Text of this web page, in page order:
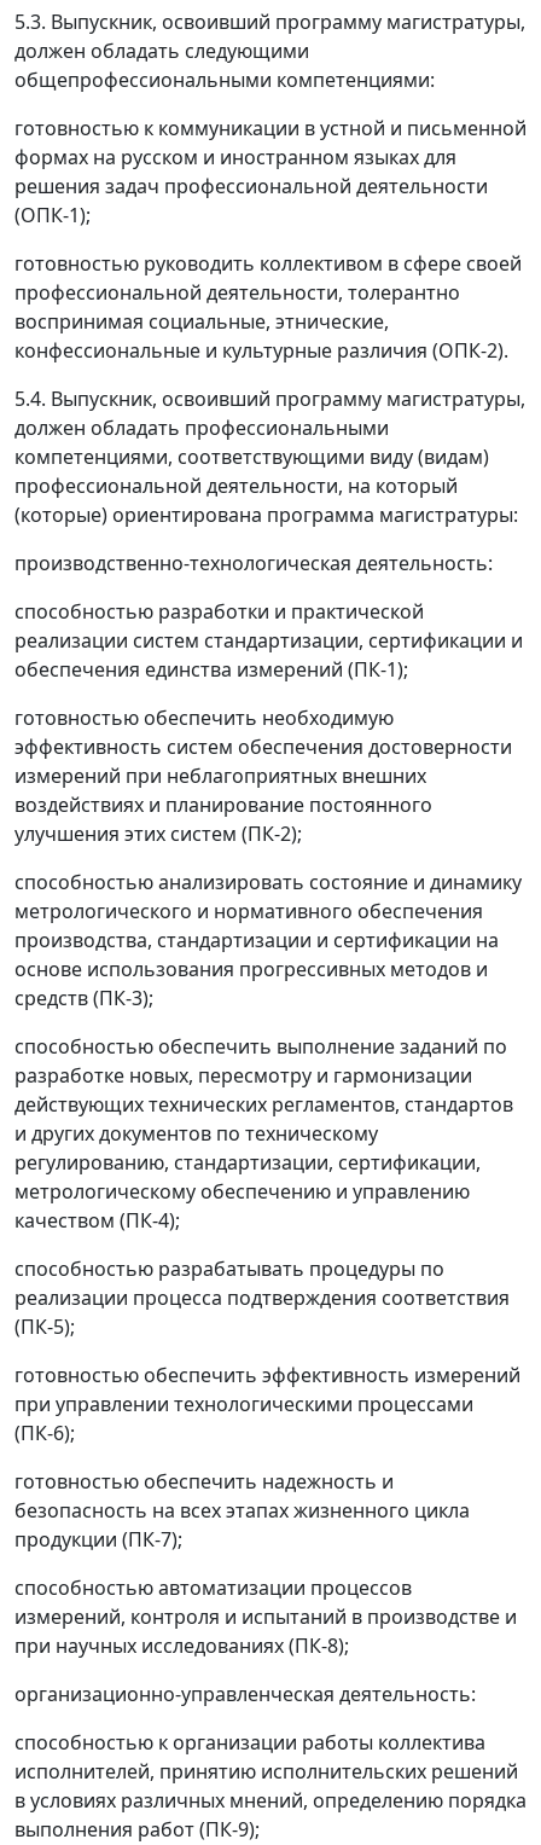
5.3. Выпускник, освоивший программу магистратуры,
должен обладать следующими
общепрофессиональными компетенциями:
готовностью к коммуникации в устной и письменной
формах на русском и иностранном языках для
решения задач профессиональной деятельности
(ОПК-1);
готовностью руководить коллективом в сфере своей
профессиональной деятельности, толерантно
воспринимая социальные, этнические,
конфессиональные и культурные различия (ОПК-2).
5.4. Выпускник, освоивший программу магистратуры,
должен обладать профессиональными
компетенциями, соответствующими виду (видам)
профессиональной деятельности, на который
(которые) ориентирована программа магистратуры:
производственно-технологическая деятельность:
способностью разработки и практической
реализации систем стандартизации, сертификации и
обеспечения единства измерений (ПК-1);
готовностью обеспечить необходимую
эффективность систем обеспечения достоверности
измерений при неблагоприятных внешних
воздействиях и планирование постоянного
улучшения этих систем (ПК-2);
способностью анализировать состояние и динамику
метрологического и нормативного обеспечения
производства, стандартизации и сертификации на
основе использования прогрессивных методов и
средств (ПК-3);
способностью обеспечить выполнение заданий по
разработке новых, пересмотру и гармонизации
действующих технических регламентов, стандартов
и других документов по техническому
регулированию, стандартизации, сертификации,
метрологическому обеспечению и управлению
качеством (ПК-4);
способностью разрабатывать процедуры по
реализации процесса подтверждения соответствия
(ПК-5);
готовностью обеспечить эффективность измерений
при управлении технологическими процессами
(ПК-6);
готовностью обеспечить надежность и
безопасность на всех этапах жизненного цикла
продукции (ПК-7);
способностью автоматизации процессов
измерений, контроля и испытаний в производстве и
при научных исследованиях (ПК-8);
организационно-управленческая деятельность:
способностью к организации работы коллектива
исполнителей, принятию исполнительских решений
в условиях различных мнений, определению порядка
выполнения работ (ПК-9);